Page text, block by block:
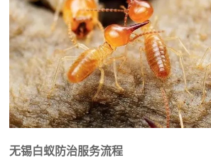
无锡白蚁防治服务流程